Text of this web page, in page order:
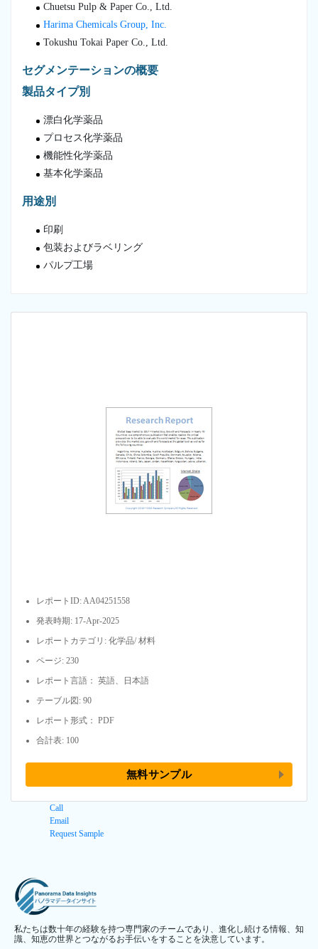
Chuetsu Pulp & Paper Co., Ltd.
Harima Chemicals Group, Inc.
Tokushu Tokai Paper Co., Ltd.
セグメンテーションの概要
製品タイプ別
漂白化学薬品
プロセス化学薬品
機能性化学薬品
基本化学薬品
用途別
印刷
包装およびラベリング
パルプ工場
レポートID: AA04251558
発表時期: 17-Apr-2025
レポートカテゴリ: 化学品/ 材料
ページ: 230
レポート言語： 英語、日本語
テーブル図: 90
レポート形式： PDF
合計表: 100
無料サンプル
Call
Email
Request Sample
私たちは数十年の経験を持つ専門家のチームであり、進化し続ける情報、知
識、知恵の世界とつながるお手伝いをすることを決意しています。